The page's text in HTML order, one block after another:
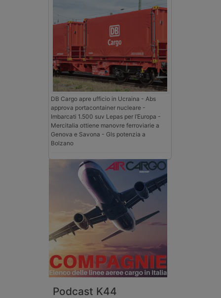
DB Cargo apre ufficio in Ucraina - Abs
approva portacontainer nucleare -
Imbarcati 1.500 suv Lepas per l’Europa -
Mercitalia ottiene manovre ferroviarie a
Genova e Savona - Gls potenzia a
Bolzano
Podcast K44